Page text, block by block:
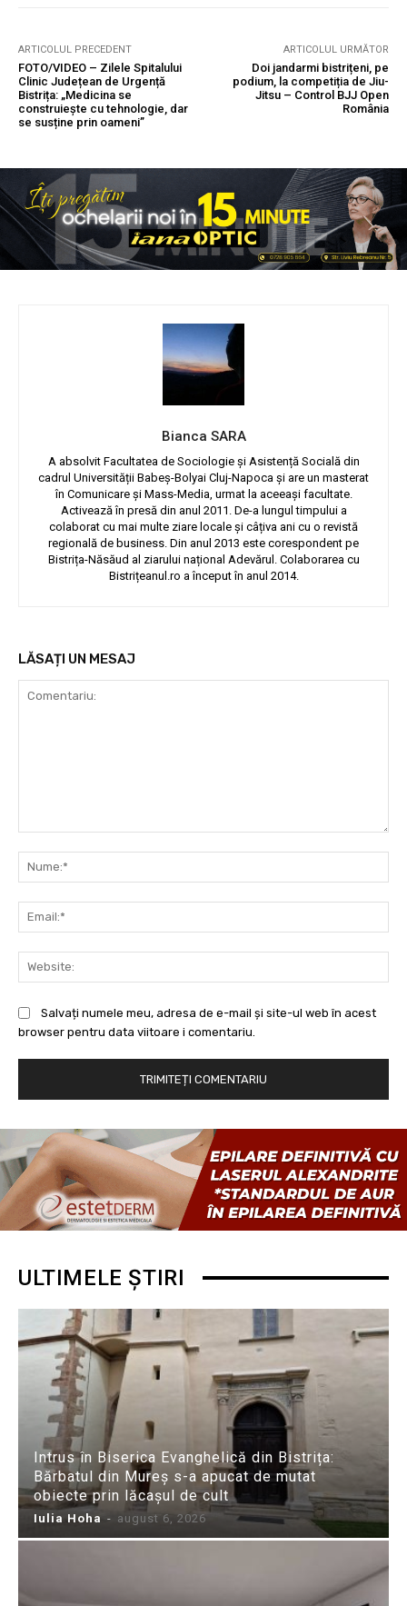
ARTICOLUL PRECEDENT
FOTO/VIDEO – Zilele Spitalului
Clinic Județean de Urgență
Bistrița: „Medicina se
construiește cu tehnologie, dar
se susține prin oameni”
ARTICOLUL URMĂTOR
Doi jandarmi bistrițeni, pe
podium, la competiția de Jiu-
Jitsu – Control BJJ Open
România
Bianca SARA
A absolvit Facultatea de Sociologie și Asistență Socială din
cadrul Universității Babeș-Bolyai Cluj-Napoca și are un masterat
în Comunicare și Mass-Media, urmat la aceeași facultate.
Activează în presă din anul 2011. De-a lungul timpului a
colaborat cu mai multe ziare locale și câțiva ani cu o revistă
regională de business. Din anul 2013 este corespondent pe
Bistrița-Năsăud al ziarului național Adevărul. Colaborarea cu
Bistrițeanul.ro a început în anul 2014.
LĂSAȚI UN MESAJ
Salvați numele meu, adresa de e-mail și site-ul web în acest
browser pentru data viitoare i comentariu.
ULTIMELE ȘTIRI
Intrus în Biserica Evanghelică din Bistrița:
Bărbatul din Mureș s-a apucat de mutat
obiecte prin lăcașul de cult
Iulia Hoha - august 6, 2026